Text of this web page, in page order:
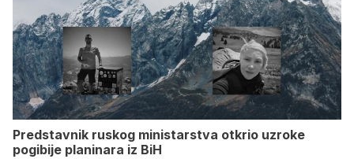
Predstavnik ruskog ministarstva otkrio uzroke
pogibije planinara iz BiH